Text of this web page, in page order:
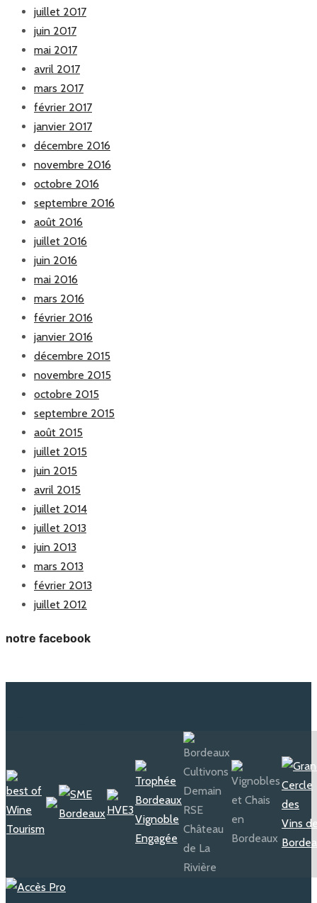
juillet 2017
juin 2017
mai 2017
avril 2017
mars 2017
février 2017
janvier 2017
décembre 2016
novembre 2016
octobre 2016
septembre 2016
août 2016
juillet 2016
juin 2016
mai 2016
mars 2016
février 2016
janvier 2016
décembre 2015
novembre 2015
octobre 2015
septembre 2015
août 2015
juillet 2015
juin 2015
avril 2015
juillet 2014
juillet 2013
juin 2013
mars 2013
février 2013
juillet 2012
notre facebook